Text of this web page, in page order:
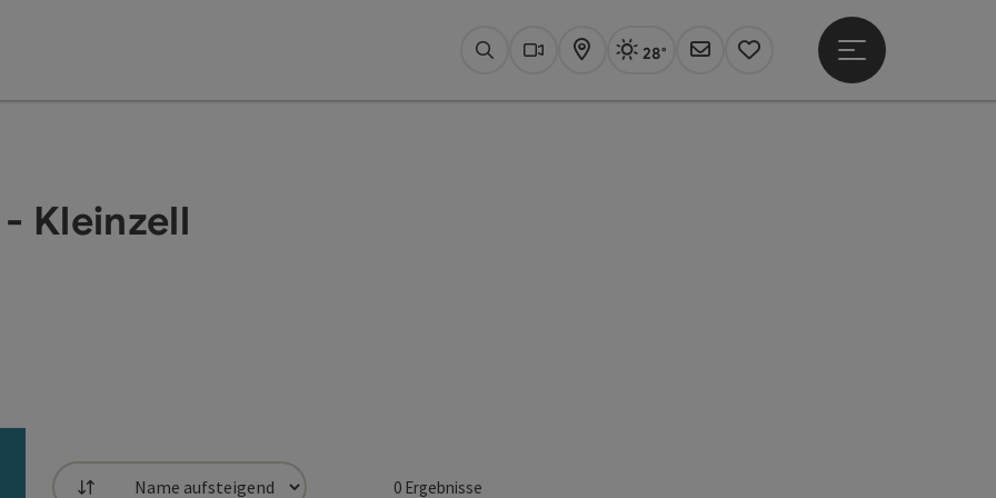
SuchenWebcams
KarteAktuelles Wetter Linz, sonnig
28°
Newsletter
Merkzettel
Hauptmenü öffnen
Kleinzell
0Ergebnisse